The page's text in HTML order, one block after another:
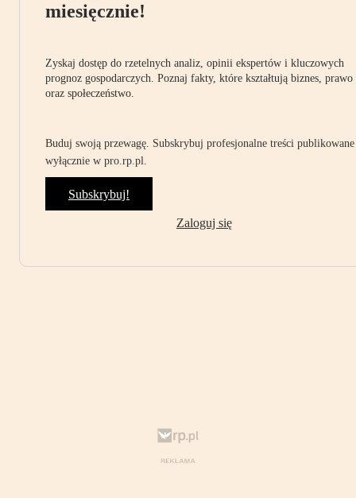
miesięcznie!
Zyskaj dostęp do rzetelnych analiz, opinii ekspertów i kluczowych
prognoz gospodarczych. Poznaj fakty, które kształtują biznes, prawo
oraz społeczeństwo.
Buduj swoją przewagę. Subskrybuj profesjonalne treści publikowane
wyłącznie w pro.rp.pl.
Subskrybuj!
Zaloguj się